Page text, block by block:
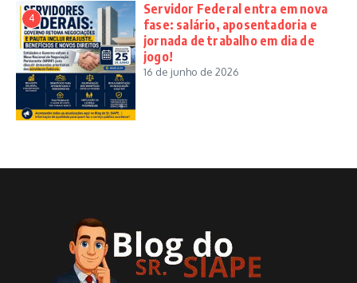
4
Servidor Federal entra em nova
fase: salário, aposentadoria e
jornada de trabalho em dia de
jogo!
16 de junho de 2026